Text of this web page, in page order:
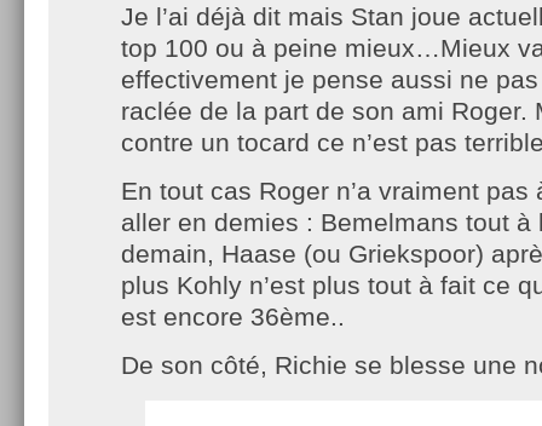
Je l’ai déjà dit mais Stan joue
top 100 ou à peine mieux…Mieux
effectivement je pense aussi ne
raclée de la part de son ami Roger.
contre un tocard ce n’est pas
En tout cas Roger n’a vraiment pas
aller en demies : Bemelmans tout à
demain, Haase (ou Griekspoor)
plus Kohly n’est plus tout à fait ce
est encore 36ème..
De son côté, Richie se blesse une